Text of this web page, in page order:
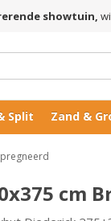
showtuin,
Split Zand &
cm